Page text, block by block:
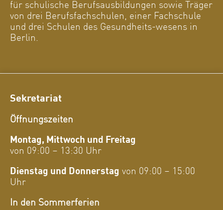
für schulische Berufsausbildungen sowie Träger
von drei Berufsfachschulen, einer Fachschule
und drei Schulen des Gesundheits-wesens in
Berlin.
Sekretariat
Öffnungszeiten
Montag, Mittwoch und Freitag
von 09:00 – 13:30 Uhr
Dienstag und Donnerstag von 09:00 – 15:00
Uhr
In den Sommerferien